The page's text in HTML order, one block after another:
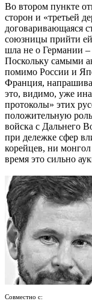
Во втором пункте
сторон и «третьей
договаривающаяся
союзницы прийти
шла не о Германии –
Поскольку самыми
помимо России и
Франция,
это, видимо, уже
протоколы» этих
положительную
войска с Дальнего
при дележке сфер
корейцев, ни
время это сильно
Совместно с: